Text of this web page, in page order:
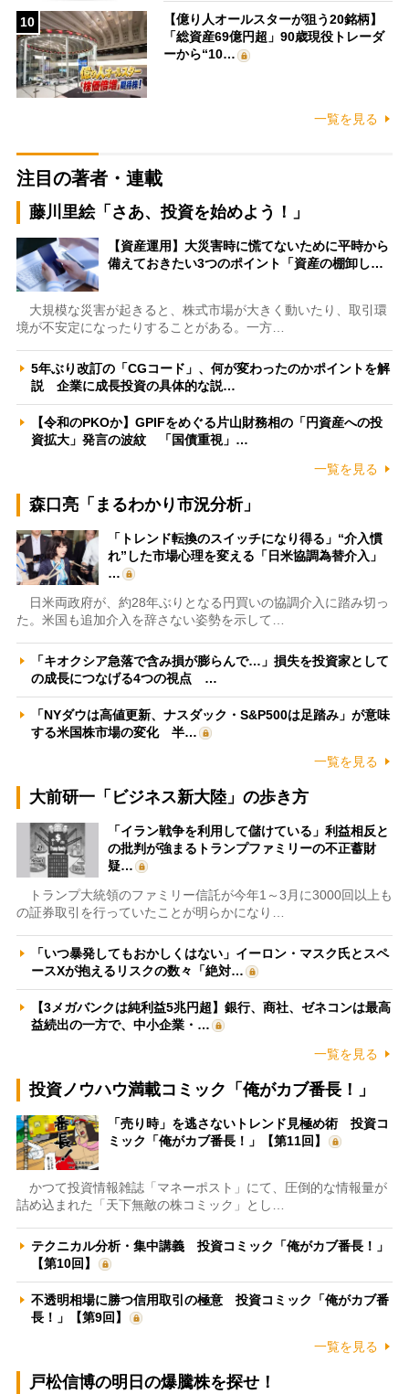
10
【億り人オールスターが狙う20銘柄】
「総資産69億円超」90歳現役トレーダ
ーから“10…
一覧を見る
注目の著者・連載
藤川里絵「さあ、投資を始めよう！」
【資産運用】大災害時に慌てないために平時から
備えておきたい3つのポイント「資産の棚卸し…
大規模な災害が起きると、株式市場が大きく動いたり、取引環
境が不安定になったりすることがある。一方…
5年ぶり改訂の「CGコード」、何が変わったのかポイントを解
説 企業に成長投資の具体的な説…
【令和のPKOか】GPIFをめぐる片山財務相の「円資産への投
資拡大」発言の波紋 「国債重視」…
一覧を見る
森口亮「まるわかり市況分析」
「トレンド転換のスイッチになり得る」“介入慣
れ”した市場心理を変える「日米協調為替介入」
…
日米両政府が、約28年ぶりとなる円買いの協調介入に踏み切っ
た。米国も追加介入を辞さない姿勢を示して…
「キオクシア急落で含み損が膨らんで…」損失を投資家として
の成長につなげる4つの視点 …
「NYダウは高値更新、ナスダック・S&P500は足踏み」が意味
する米国株市場の変化 半…
一覧を見る
大前研一「ビジネス新大陸」の歩き方
「イラン戦争を利用して儲けている」利益相反と
の批判が強まるトランプファミリーの不正蓄財
疑…
トランプ大統領のファミリー信託が今年1～3月に3000回以上も
の証券取引を行っていたことが明らかになり…
「いつ暴発してもおかしくはない」イーロン・マスク氏とスペ
ースXが抱えるリスクの数々「絶対…
【3メガバンクは純利益5兆円超】銀行、商社、ゼネコンは最高
益続出の一方で、中小企業・…
一覧を見る
投資ノウハウ満載コミック「俺がカブ番長！」
「売り時」を逃さないトレンド見極め術 投資コ
ミック「俺がカブ番長！」【第11回】
かつて投資情報雑誌「マネーポスト」にて、圧倒的な情報量が
詰め込まれた「天下無敵の株コミック」とし…
テクニカル分析・集中講義 投資コミック「俺がカブ番長！」
【第10回】
不透明相場に勝つ信用取引の極意 投資コミック「俺がカブ番
長！」【第9回】
一覧を見る
戸松信博の明日の爆騰株を探せ！